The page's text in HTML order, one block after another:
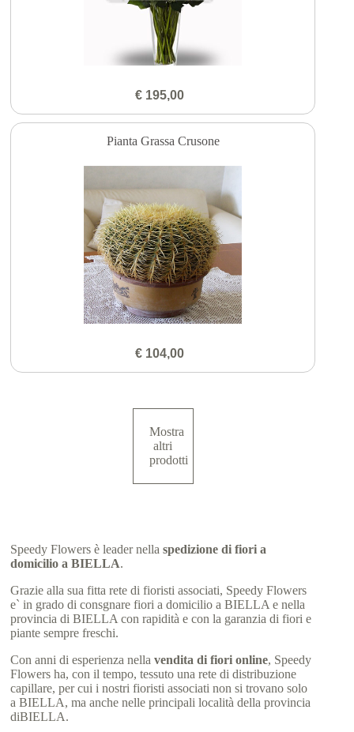
€ 195,00
Pianta Grassa Crusone
€ 104,00
Mostra
altri
prodotti
Speedy Flowers è leader nellaspedizione di fiori a
domicilio a BIELLA.
Grazie alla sua fitta rete di fioristi associati, Speedy Flowers
e` in grado di consgnare fiori a domicilio a BIELLA e nella
provincia di BIELLA con rapidità e con la garanzia di fiori e
piante sempre freschi.
Con anni di esperienza nellavendita di fiori online, Speedy
Flowers ha, con il tempo, tessuto una rete di distribuzione
capillare, per cui i nostri fioristi associati non si trovano solo
a BIELLA, ma anche nelle principali località della provincia
diBIELLA.